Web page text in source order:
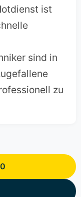
ist
sind in
zu